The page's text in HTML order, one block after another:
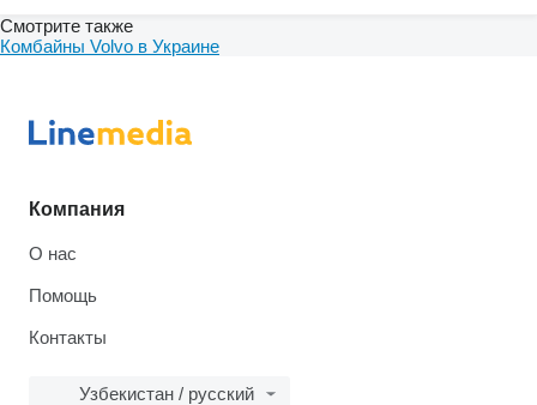
Смотрите также
Комбайны Volvo в Украине
Компания
О нас
Помощь
Контакты
Узбекистан / русский